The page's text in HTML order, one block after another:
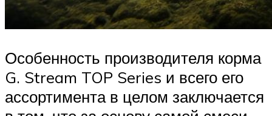
Особенность производителя корма
G. Stream TOP Series и всего его
ассортимента в целом заключается